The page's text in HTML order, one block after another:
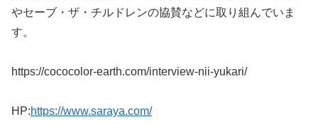
やセーブ・ザ・チルドレンの協賛などに取り組んでいま
す。
https://cococolor-earth.com/interview-nii-yukari/
HP:https://www.saraya.com/